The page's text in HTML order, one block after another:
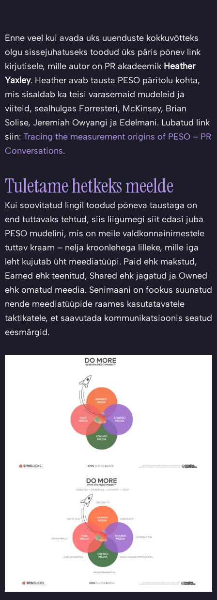
Enne veel kui avada uks uuenduste kokkuvõtteks
olgu sissejuhatuseks toodud üks päris põnev link
kirjutisele, mille autor on PR akadeemik Heather
Yaxley. Heather avab tausta PESO päritolu kohta,
mis sisaldab ka teisi varasemaid mudeleid ja
viiteid, sealhulgas Forresteri, McKinsey, Brian
Solise, Jeremiah Owyangi ja Edelmani. Lubatud link
siin: Tracing the measurement origins of PESO – PR
Conversations.
Tuletame hetkeks meelde
Kui soovitatud lingil toodud põneva taustaga on
end tuttavaks tehtud, siis liigumegi siit edasi juba
PESO mudelini, mis on meile valdkonnainimestele
tuttav kraam – nelja kroonlehega lilleke, mille iga
leht kujutab üht meediatüüpi. Paid ehk makstud,
Earned ehk teenitud, Shared ehk jagatud ja Owned
ehk omatud meedia. Senimaani on fookus suunatud
nende meediatüüpide raames kasutatavatele
taktikatele, et saavutada kommunikatsioonis seatud
eesmärgid.